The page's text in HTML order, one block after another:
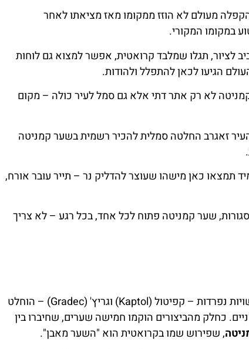
מעולם לא הוזז ממקומו מאז מציאתו לאחר
במקומו המקורי.
לציור, תגלו שמלבד קרואטית, אפשר למצוא גם לוחות
הגיעו לכאן להתפלל ולהודות.
לא רק אתר דתי אלא גם סמל לעיר כולה – מקום
העיר זאגרב החלטה סמלית להכיר רשמית בשער קמניטה
תמצאו כאן מישהו שעוצר להדליק נר – תייר עובר אורח,
שער קמניטה פתוח לכל אחד, בכל רגע – לא צריך
במאה ה-13, כאשר זאגרב הייתה עדיין עיר קטנה המחולקת לשתי ישויות נפרדות – קפיטול (Kaptol) וגריץ' (Gradec) – הוחלט
כחלק מהביצורים הוקמו חמישה שערים, שחיברו בין
, שפירוש שמו בקרואטית הוא "השער מאבן".